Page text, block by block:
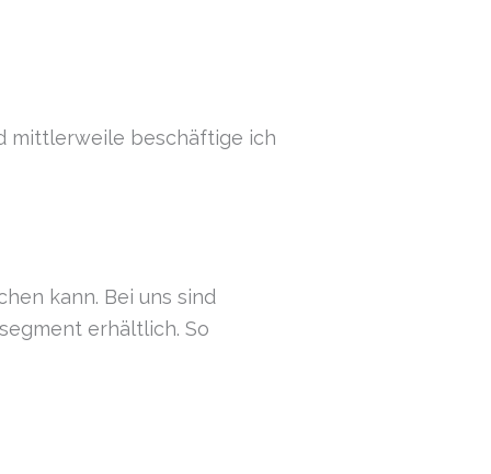
mittlerweile beschäftige ich
kann. Bei uns sind
erhältlich. So